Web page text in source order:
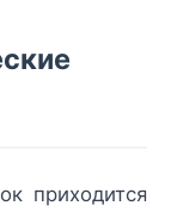
приходится